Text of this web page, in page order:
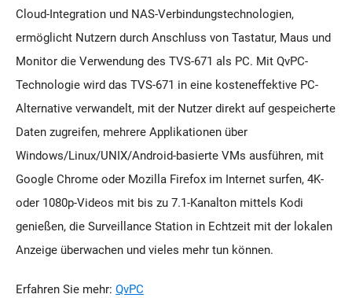
Cloud-Integration und NAS-Verbindungstechnologien,
ermöglicht Nutzern durch Anschluss von Tastatur, Maus und
Monitor die Verwendung des TVS-671 als PC. Mit QvPC-
Technologie wird das TVS-671 in eine kosteneffektive PC-
Alternative verwandelt, mit der Nutzer direkt auf gespeicherte
Daten zugreifen, mehrere Applikationen über
Windows/Linux/UNIX/Android-basierte VMs ausführen, mit
Google Chrome oder Mozilla Firefox im Internet surfen, 4K-
oder 1080p-Videos mit bis zu 7.1-Kanalton mittels Kodi
genießen, die Surveillance Station in Echtzeit mit der lokalen
Anzeige überwachen und vieles mehr tun können.
Erfahren Sie mehr: QvPC